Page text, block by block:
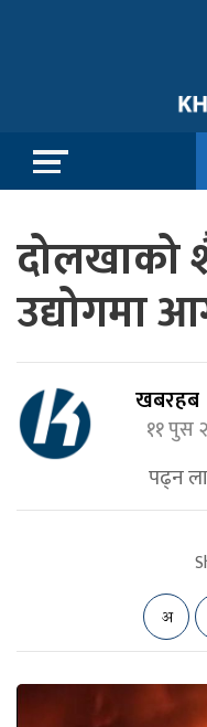
दोलखाको
उद्योगमा
खबरहब
११ पुस
पढ्न